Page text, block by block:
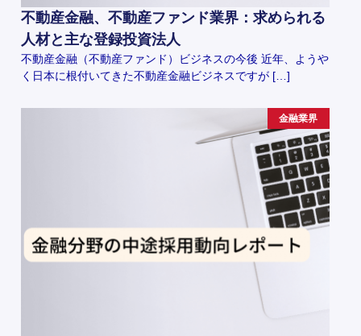
不動産金融、不動産ファンド業界：求められる
人材と主な登録投資法人
不動産金融（不動産ファンド）ビジネスの今後 近年、ようや
く日本に根付いてきた不動産金融ビジネスですが […]
金融業界